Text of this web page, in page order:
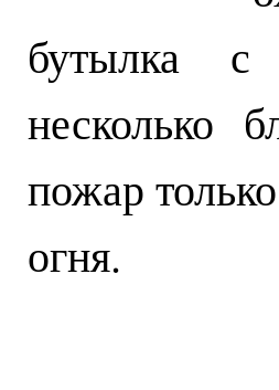
бутылка с
несколько
пожар
огня.